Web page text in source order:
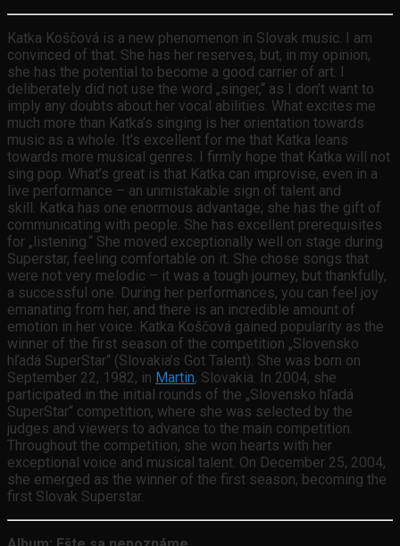
Katka Koščová is a new phenomenon in Slovak music. I am
convinced of that. She has her reserves, but, in my opinion,
she has the potential to become a good carrier of art. I
deliberately did not use the word „singer,“ as I don’t want to
imply any doubts about her vocal abilities. What excites me
much more than Katka’s singing is her orientation towards
music as a whole. It’s excellent for me that Katka leans
towards more musical genres. I firmly hope that Katka will not
sing pop. What’s great is that Katka can improvise, even in a
live performance – an unmistakable sign of talent and
skill. Katka has one enormous advantage; she has the gift of
communicating with people. She has excellent prerequisites
for „listening.“ She moved exceptionally well on stage during
Superstar, feeling comfortable on it. She chose songs that
were not very melodic – it was a tough journey, but thankfully,
a successful one. During her performances, you can feel joy
emanating from her, and there is an incredible amount of
emotion in her voice. Katka Koščová gained popularity as the
winner of the first season of the competition „Slovensko
hľadá SuperStar“ (Slovakia’s Got Talent). She was born on
September 22, 1982, in Martin, Slovakia. In 2004, she
participated in the initial rounds of the „Slovensko hľadá
SuperStar“ competition, where she was selected by the
judges and viewers to advance to the main competition.
Throughout the competition, she won hearts with her
exceptional voice and musical talent. On December 25, 2004,
she emerged as the winner of the first season, becoming the
first Slovak Superstar.